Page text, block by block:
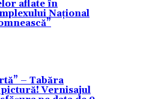
aflate în
Național
– Tabăra
Vernisajul